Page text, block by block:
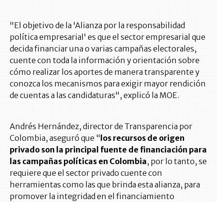
"El objetivo de la 'Alianza por la responsabilidad
política empresarial' es que el sector empresarial que
decida financiar una o varias campañas electorales,
cuente con toda la información y orientación sobre
cómo realizar los aportes de manera transparente y
conozca los mecanismos para exigir mayor rendición
de cuentas a las candidaturas", explicó la MOE.
Andrés Hernández, director de Transparencia por
Colombia, aseguró que “ los recursos de origen
privado son la principal fuente de financiación para
las campañas políticas en Colombia, por lo tanto, se
requiere que el sector privado cuente con
herramientas como las que brinda esta alianza, para
promover la integridad en el financiamiento